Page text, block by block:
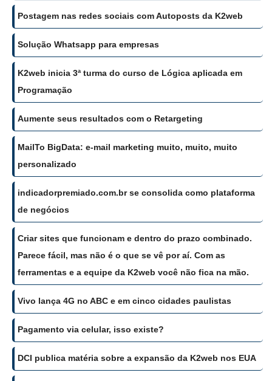
Postagem nas redes sociais com Autoposts da K2web
Solução Whatsapp para empresas
K2web inicia 3ª turma do curso de Lógica aplicada em
Programação
Aumente seus resultados com o Retargeting
MailTo BigData: e-mail marketing muito, muito, muito
personalizado
indicadorpremiado.com.br se consolida como plataforma
de negócios
Criar sites que funcionam e dentro do prazo combinado.
Parece fácil, mas não é o que se vê por aí. Com as
ferramentas e a equipe da K2web você não fica na mão.
Vivo lança 4G no ABC e em cinco cidades paulistas
Pagamento via celular, isso existe?
DCI publica matéria sobre a expansão da K2web nos EUA